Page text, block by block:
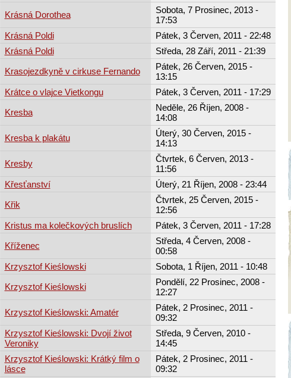
Krásná Dorothea
Sobota, 7 Prosinec, 2013 -
17:53
Krásná Poldi
Pátek, 3 Červen, 2011 - 22:48
Krásná Poldi
Středa, 28 Září, 2011 - 21:39
Krasojezdkyně v cirkuse Fernando
Pátek, 26 Červen, 2015 -
13:15
Krátce o vlajce Vietkongu
Pátek, 3 Červen, 2011 - 17:29
Kresba
Neděle, 26 Říjen, 2008 -
14:08
Kresba k plakátu
Úterý, 30 Červen, 2015 -
14:13
Kresby
Čtvrtek, 6 Červen, 2013 -
11:56
Křesťanství
Úterý, 21 Říjen, 2008 - 23:44
Křik
Čtvrtek, 25 Červen, 2015 -
12:56
Kristus ma kolečkových bruslích
Pátek, 3 Červen, 2011 - 17:28
Kříženec
Středa, 4 Červen, 2008 -
00:58
Krzysztof Kieślowski
Sobota, 1 Říjen, 2011 - 10:48
Krzysztof Kieślowski
Pondělí, 22 Prosinec, 2008 -
12:27
Krzysztof Kieślowski: Amatér
Pátek, 2 Prosinec, 2011 -
09:32
Krzysztof Kieślowski: Dvojí život
Veroniky
Středa, 9 Červen, 2010 -
14:45
Krzysztof Kieślowski: Krátký film o
lásce
Pátek, 2 Prosinec, 2011 -
09:32